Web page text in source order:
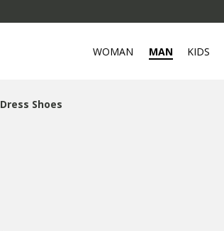
WOMAN MAN KIDS
Dress Shoes